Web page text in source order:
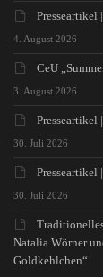
Presseartikel
4. August 2026
CeU
3. August 2026
Presseartikel
30. Juli 2026
Presseartikel
30. Juli 2026
Natalia Wörner
Goldkehlchen“